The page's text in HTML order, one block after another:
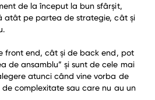
de la început la bun sfârșit,
atât pe partea de strategie, cât și
front end, cât și de back end, pot
de ansamblu” și sunt de cele mai
atunci când vine vorba de
complexitate sau care nu au un